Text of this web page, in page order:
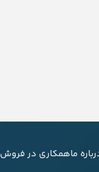
ماهمکاری در فروش